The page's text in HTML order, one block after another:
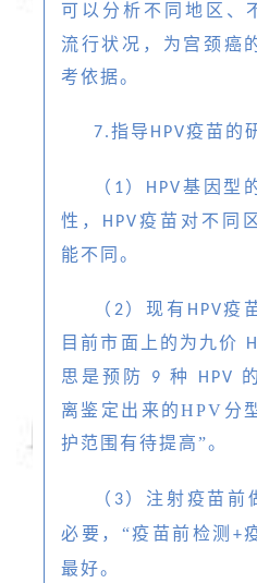
可以分析不同地区、
流行状况，为宫颈癌
考依据。
7.指导 HPV疫苗的
（ 1） HPV基因型
性，
HPV疫苗 对不同
能不同。
（ 2）现有 HPV疫
目前市面上的为九价
思是预防 9 种 HPV
离鉴定出来的HPV分
护范围有待提高”。
（ 3）注射疫苗前
必要，“疫苗前检测 +
最好。